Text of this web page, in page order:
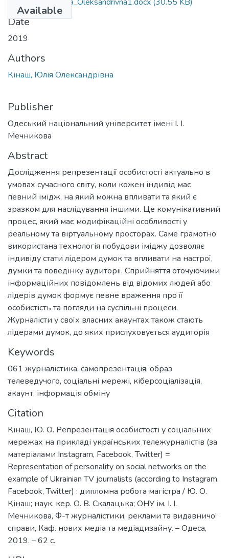
Available
Date
2019
Authors
Кінаш, Юлія Олександрівна
Publisher
Одеський національний університет імені І. І.
Мечникова
Abstract
Дослідження репрезентації особистості актуально в
умовах сучасного світу, коли кожен індивід має
певний імідж, на який можна впливати та який є
зразком для наслідування іншими. Це комунікативний
процес, який має модифікаційні особливості у
реальному та віртуальному просторах. Саме грамотно
використана технологія побудови іміджу дозволяє
індивіду стати лідером думок та впливати на настрої,
думки та поведінку аудиторії. Сприйняття оточуючими
інформаційних повідомлень від відомих людей або
лідерів думок формує певне враження про її
особистість та погляди на суспільні процеси.
Журналісти у своїх власних акаунтах також стають
лідерами думок, до яких прислуховується аудиторія
Keywords
061 журналістика, самопрезентація, образ
телеведучого, соціальні мережі, кіберсоціалізація,
акаунт, інформація обміну
Citation
Кінаш, Ю. О. Репрезентація особистості у соціальних
мережах на прикладі українських тележурналістів (за
матеріалами Instagram, Facebook, Twitter) =
Representation of personality on social networks on the
example of Ukrainian TV journalists (according to Instagram,
Facebook, Twitter) : дипломна робота магістра / Ю. О.
Кінаш; наук. кер. О. В. Скалацька; ОНУ ім. І. І.
Мечникова, Ф-т журналістики, реклами та видавничої
справи, Каф. нових медіа та медіадизайну. – Одеса,
2019. – 62 с.